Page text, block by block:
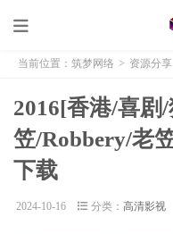
当前位置： 筑梦网络 > 资源分享
2016[香港/喜剧
笠/Robbery/老
下载
2024-10-16 分类： 高清影视